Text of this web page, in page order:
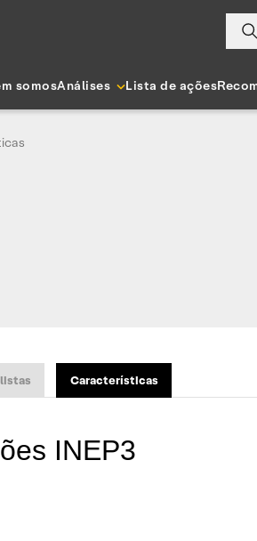
somosAnálises Lista de ações
Características
INEP3